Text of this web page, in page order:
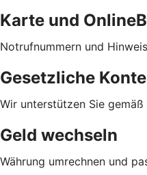
Karte und
Notrufnummern und
Gesetzliche
Wir unterstützen Sie
Geld wechseln
Währung umrechnen und